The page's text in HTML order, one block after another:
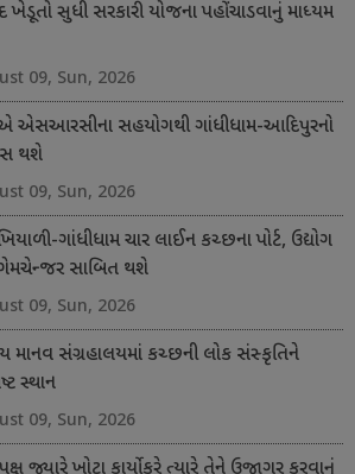
ખેડૂતો સુધી સરકારી યોજના પહોંચાડવાનું માધ્યમ
09, Sun, 2026
એસઆરસીના સહયોગથી ગાંધીધામ-આદિપુરનો
થશે
09, Sun, 2026
ગાંધીધામ ચાર લાઈન કચ્છના પોર્ટ, ઉદ્યોગ
સાબિત થશે
09, Sun, 2026
માનવ સંગ્રહાલયમાં કચ્છની લોક સંસ્કૃતિને
સ્થાન
09, Sun, 2026